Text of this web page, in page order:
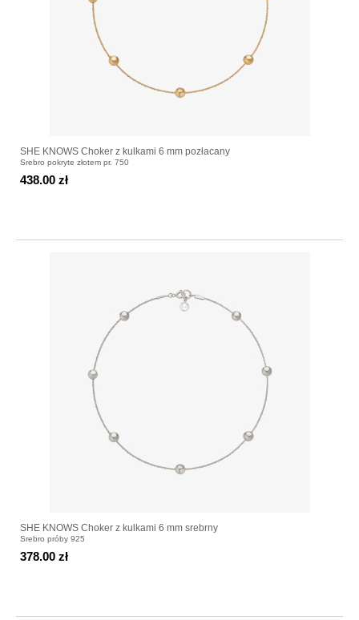
SHE KNOWS Choker z kulkami 6 mm pozłacany
Srebro pokryte złotem pr. 750
438.00 zł
SHE KNOWS Choker z kulkami 6 mm srebrny
Srebro próby 925
378.00 zł